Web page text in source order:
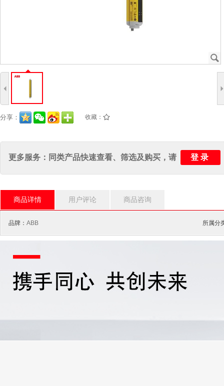
J
4
分享： 收藏： /
更多服务：同类产品快速查看、筛选及购买，请 登录
商品详情 用户评论 商品咨询
品牌： ABB 所属分